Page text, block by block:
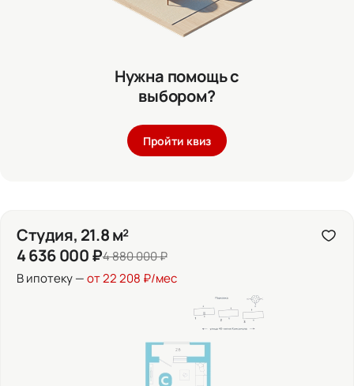
Студия, 21.8 м²
4 636 000 ₽4 880 000 ₽
В ипотеку —от 22 208 ₽/мес
Нужна помощь с
выбором?
Пройти квиз